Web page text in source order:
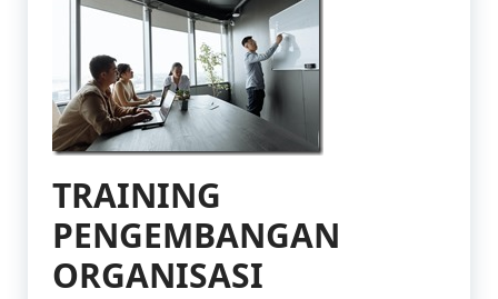
TRAINING
PENGEMBANGAN
ORGANISASI